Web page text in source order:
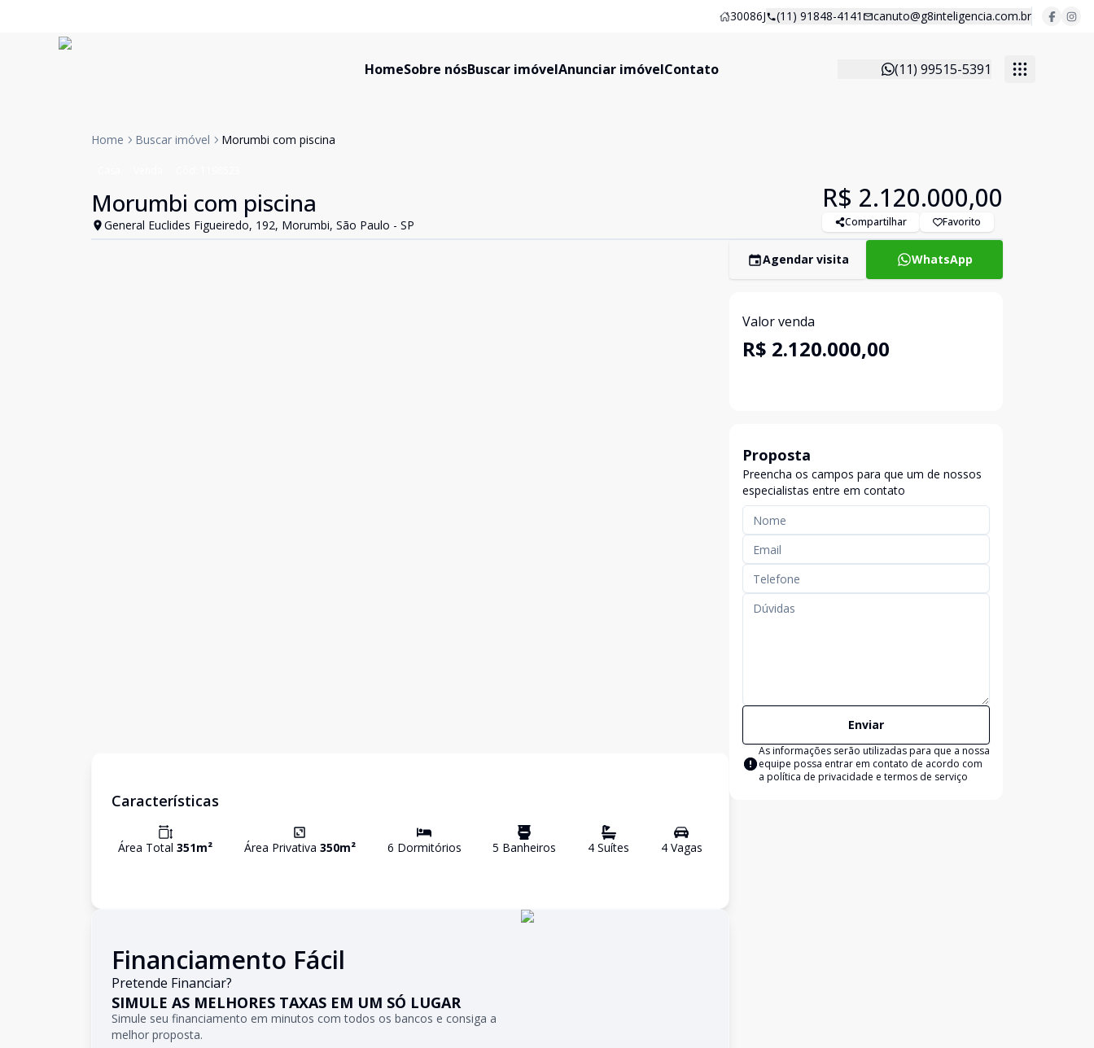
30086J (11) 91848-4141 canuto@g8inteligencia.com.br
HomeSobre nósBuscar imóvelAnunciar imóvelContato (11) 99515-5391
Home Buscar imóvel Morumbi com piscina
Morumbi com piscina
General Euclides Figueiredo, 192, Morumbi, São Paulo - SP
R$ 2.120.000,00
Compartilhar Favorito
Características
Área Total 351m² Área Privativa 350m² 6 Dormitórios 5 Banheiros 4 Suítes 4Vagas
Financiamento Fácil
Pretende Financiar?
SIMULE AS MELHORES TAXAS EM UM SÓ LUGAR
Simule seu financiamento em minutos com todos os bancos e consiga a
melhor proposta.
Agendar visita WhatsApp
Valor venda
R$ 2.120.000,00
Proposta
Preencha os campos para que um de nossos
especialistas entre em contato
Enviar
As informações serão utilizadas para que a nossa
equipe possa entrar em contato de acordo com
a política de privacidade e termos de serviço